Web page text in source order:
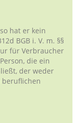
hat er kein
BGB i. V. m. §§
für Verbraucher
die ein
der weder